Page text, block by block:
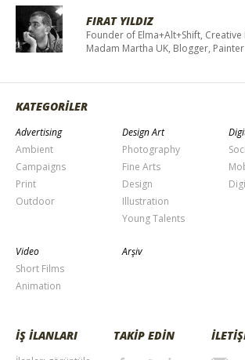
FIRAT YILDIZ
Founder of Elma+Alt+Shift,
Madam Martha UK, Blogger, Painter
KATEGORİLER
Advertising
Ambient
Campaigns
Print
Outdoor
Design Art
Photography
Fine Arts
Design
Illustration
Young Talents
Video
Short Films
Animation
Arşiv
İŞ İLANLARI TAKİP EDİN